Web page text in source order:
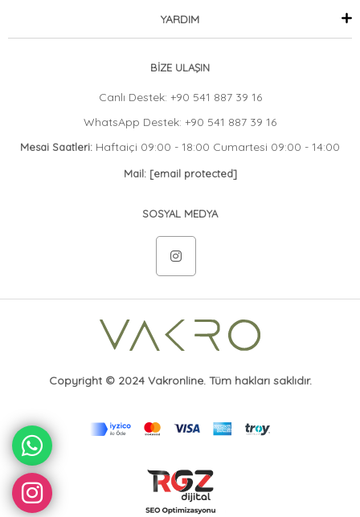
YARDIM
BİZE ULAŞIN
Canlı Destek: +90 541 887 39 16
WhatsApp Destek: +90 541 887 39 16
Mesai Saatleri: Haftaiçi 09:00 - 18:00 Cumartesi 09:00 - 14:00
Mail: [email protected]
SOSYAL MEDYA
Copyright © 2024 Vakronline. Tüm hakları saklıdır.